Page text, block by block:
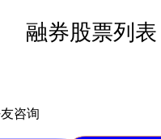
融券股票列表
咨询